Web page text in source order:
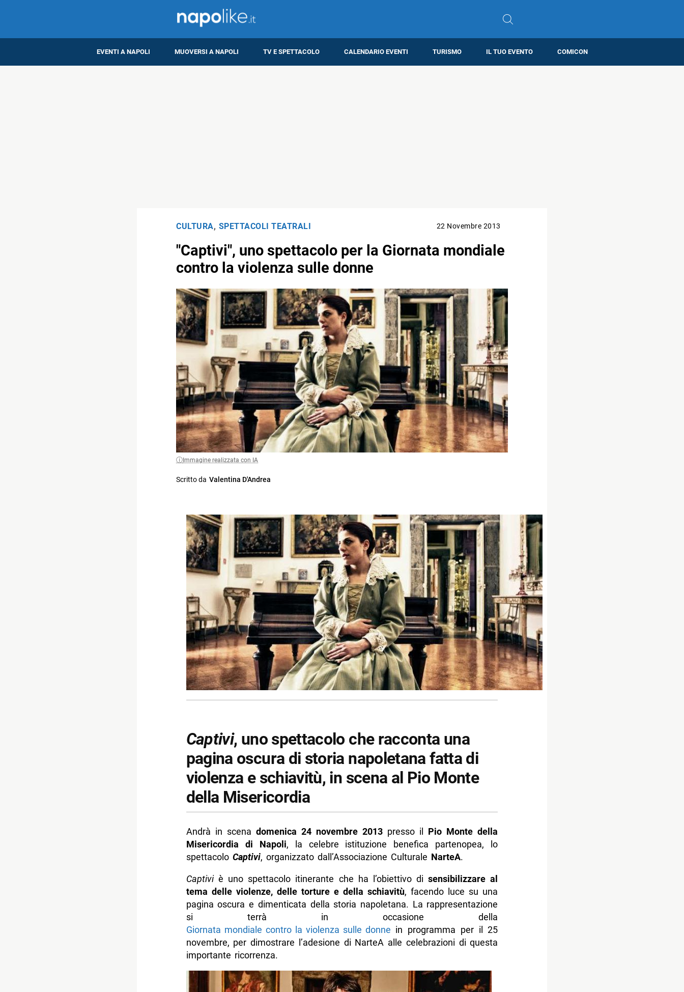
EVENTI A NAPOLI MUOVERSI A NAPOLI TV E SPETTACOLO CALENDARIO EVENTI TURISMO IL TUO EVENTO COMICON
CULTURA, SPETTACOLI TEATRALI 22 Novembre 2013
"Captivi", uno spettacolo per la Giornata mondiale
contro la violenza sulle donne
Immagine realizzata con IA
Scritto da Valentina D'Andrea
Captivi, uno spettacolo che racconta una
pagina oscura di storia napoletana fatta di
violenza e schiavitù, in scena al Pio Monte
della Misericordia
Andrà in scena domenica 24 novembre 2013 presso il Pio Monte della
Misericordia di Napoli, la celebre istituzione benefica partenopea, lo
spettacolo Captivi, organizzato dall’Associazione Culturale NarteA.
Captiviè uno spettacolo itinerante che ha l’obiettivo disensibilizzare al
tema delle violenze, delle torture e della schiavitù, facendo luce su una
pagina oscura e dimenticata della storia napoletana. La rappresentazione
si terrà in occasione della
Giornata mondiale contro la violenza sulle donne in programma per il 25
novembre, per dimostrare l’adesione di NarteA alle celebrazioni di questa
importante ricorrenza.